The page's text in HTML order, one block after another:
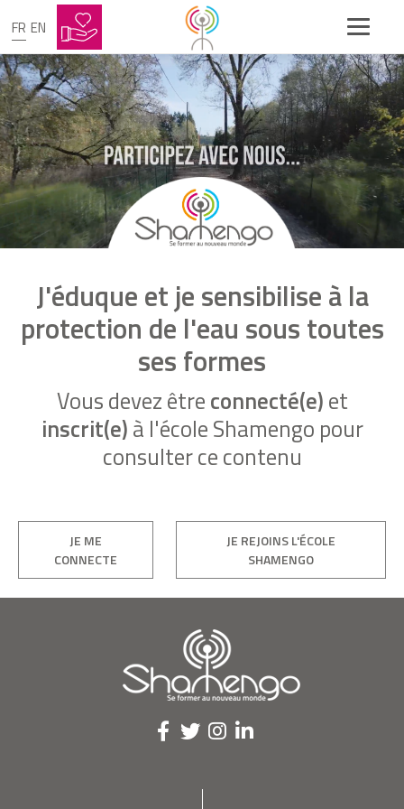
FR EN
J'éduque et je sensibilise à la
protection de l'eau sous toutes
ses formes
Vous devez êtreconnecté(e)et
inscrit(e)à l'école Shamengo pour
consulter ce contenu
JE ME
CONNECTE
JE REJOINS L'ÉCOLE
SHAMENGO